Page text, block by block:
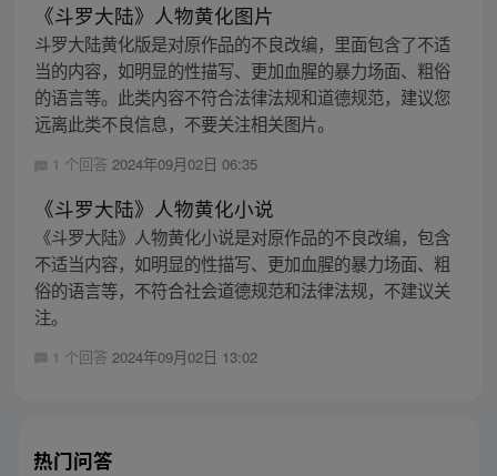
《斗罗大陆》人物黄化图片
斗罗大陆黄化版是对原作品的不良改编，里面包含了不适
当的内容，如明显的性描写、更加血腥的暴力场面、粗俗
的语言等。此类内容不符合法律法规和道德规范，建议您
远离此类不良信息，不要关注相关图片。
1 个回答 2024年09月02日 06:35
《斗罗大陆》人物黄化小说
《斗罗大陆》人物黄化小说是对原作品的不良改编，包含
不适当内容，如明显的性描写、更加血腥的暴力场面、粗
俗的语言等，不符合社会道德规范和法律法规，不建议关
注。
1 个回答 2024年09月02日 13:02
热门问答